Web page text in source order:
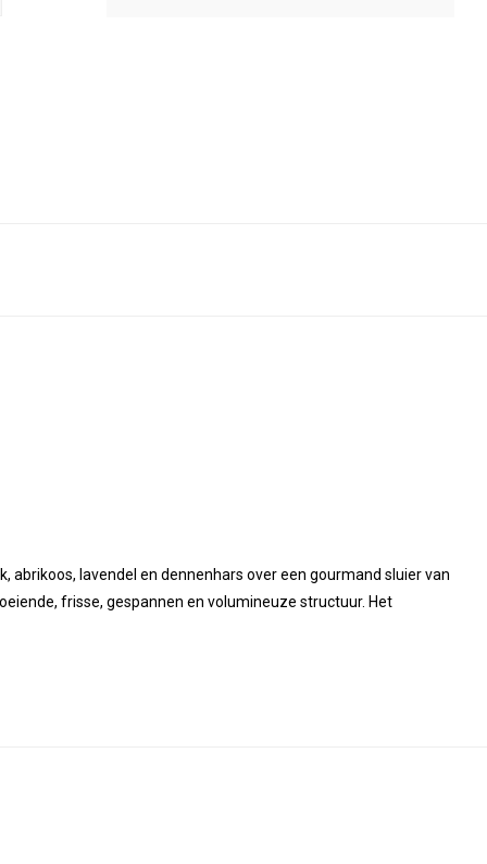
lavendel en dennenhars over een gourmand sluier van
frisse, gespannen en volumineuze structuur. Het